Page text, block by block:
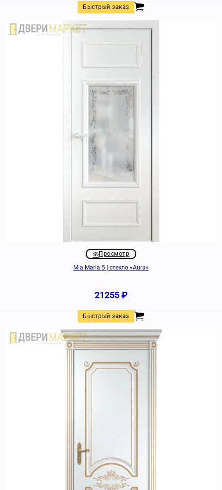
Быстрый заказ
Просмотр
Mia Maria 5 | стекло «Aura»
21255₽
Быстрый заказ